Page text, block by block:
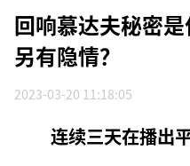
回响慕达夫秘密
另有隐情？
2023-03-20 11:18:05
连续三天在播出